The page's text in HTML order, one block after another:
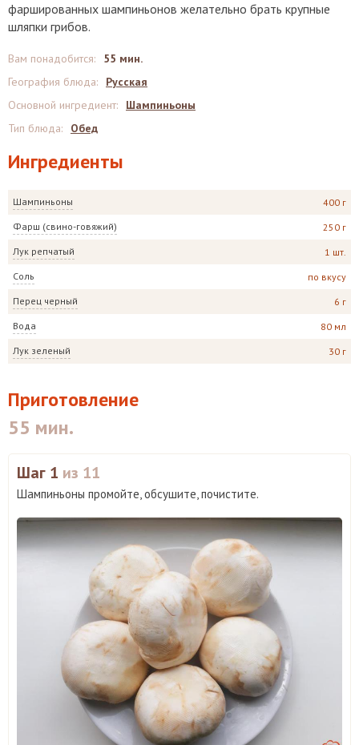
фаршированных шампиньонов желательно брать крупные
шляпки грибов.
Ингредиенты
Шампиньоны 400 г
Фарш (свино-говяжий) 250 г
Лук репчатый 1 шт.
Соль по вкусу
Перец черный 6 г
Вода 80 мл
Лук зеленый 30 г
Вам понадобится:
55 мин.
География блюда:
Русская
Основной ингредиент:
Шампиньоны
Тип блюда: Обед
Приготовление
55 мин.
Шаг 1 из 11
Шампиньоны промойте, обсушите, почистите.